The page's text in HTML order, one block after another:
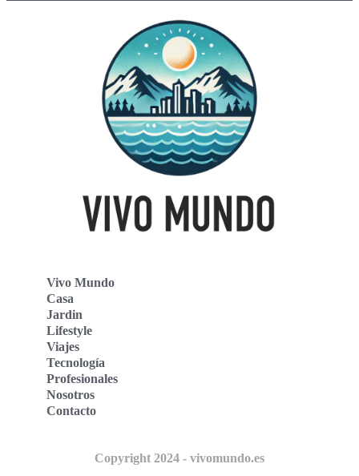
Vivo Mundo
Casa
Jardin
Lifestyle
Viajes
Tecnología
Profesionales
Nosotros
Contacto
Copyright 2024 - vivomundo.es